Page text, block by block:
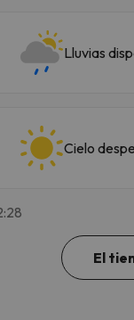
Lluvias
Cielo
El